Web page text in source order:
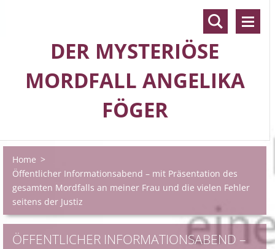
DER MYSTERIÖSE
MORDFALL ANGELIKA
FÖGER
Home >
Öffentlicher Informationsabend – mit Präsentation des
gesamten Mordfalls an meiner Frau und die vielen Fehler
seitens der Justiz
ÖFFENTLICHER INFORMATIONSABEND –